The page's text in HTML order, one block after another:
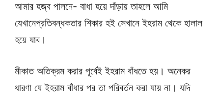
আমার হজ্ব পালনে- বাধা হয়ে দাঁড়ায় তাহলে আমি
যেখানেপ্রতিবন্ধকতার শিকার হই সেখানে ইহরাম থেকে হালাল
হয়ে যাব।
মীকাত অতিক্রম করার পূর্বেই ইহরাম বাঁধতে হয়। অনেকর
ধারণা যে ইহরাম বাঁধার পর তা পরিবর্তন করা যায় না। যদি